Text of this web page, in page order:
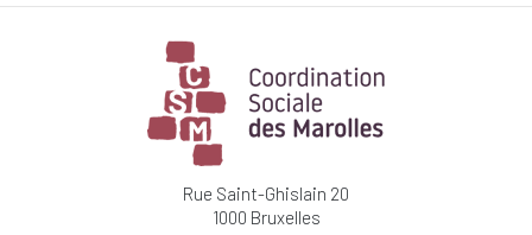
Rue Saint-Ghislain 20
1000 Bruxelles